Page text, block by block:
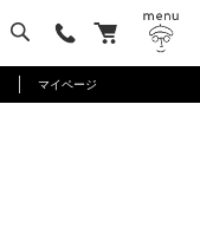
マイページ